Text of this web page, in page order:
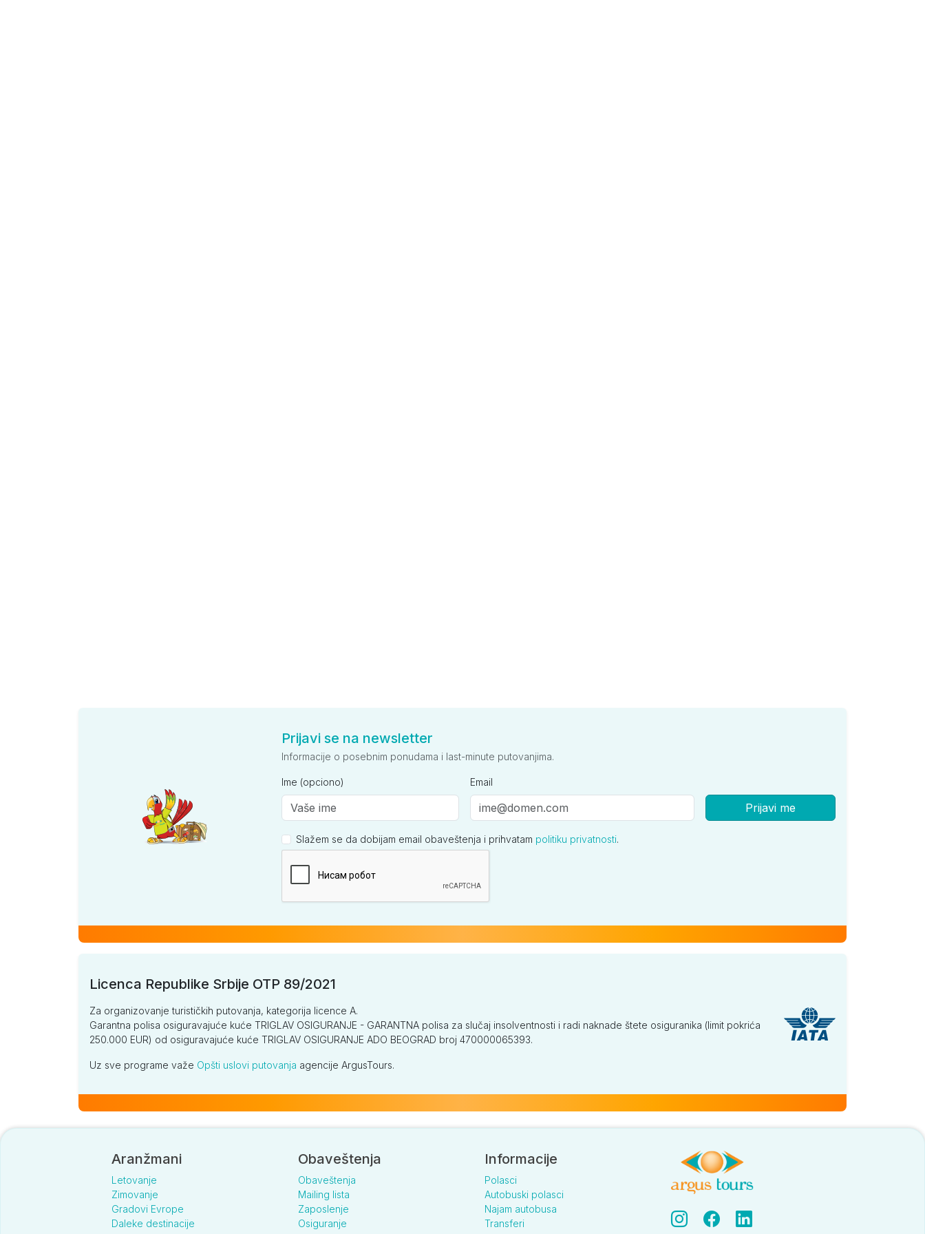
Prijavi se na newsletter
Informacije o posebnim ponudama i last-minute putovanjima.
Ime (opciono) Email
Prijavi me
Slažem se da dobijam email obaveštenja i prihvatam politiku privatnosti.
Licenca Republike Srbije OTP 89/2021
Za organizovanje turističkih putovanja, kategorija licence A.
Garantna polisa osiguravajuće kuće TRIGLAV OSIGURANJE - GARANTNA polisa za slučaj insolventnosti i radi naknade štete osiguranika (limit pokrića
250.000 EUR) od osiguravajuće kuće TRIGLAV OSIGURANJE ADO BEOGRAD broj 470000065393.
Uz sve programe važe Opšti uslovi putovanja agencije ArgusTours.
Aranžmani
Letovanje
Zimovanje
Gradovi Evrope
Daleke destinacije
Obaveštenja
Obaveštenja
Mailing lista
Zaposlenje
Osiguranje
Informacije
Polasci
Autobuski polasci
Najam autobusa
Transferi